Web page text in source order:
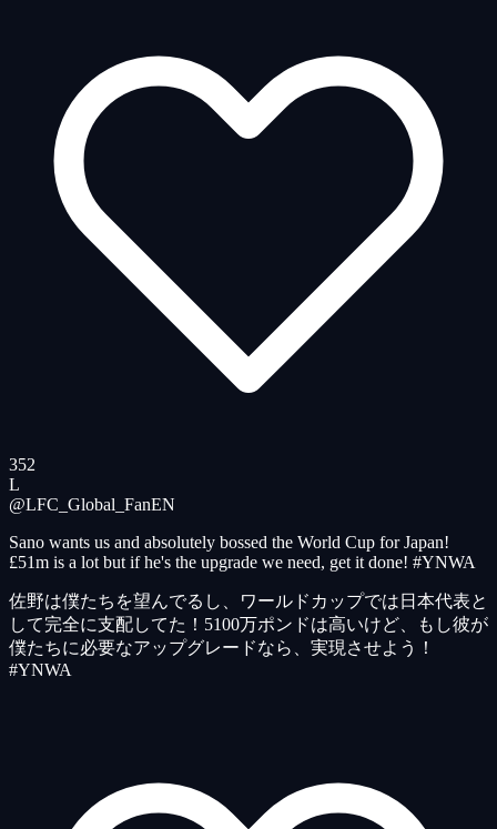
352
L
@LFC_Global_FanEN
Sano wants us and absolutely bossed the World Cup for Japan!
£51m is a lot but if he's the upgrade we need, get it done! #YNWA
佐野は僕たちを望んでるし、ワールドカップでは日本代表と
して完全に支配してた！5100万ポンドは高いけど、もし彼が
僕たちに必要なアップグレードなら、実現させよう！
#YNWA